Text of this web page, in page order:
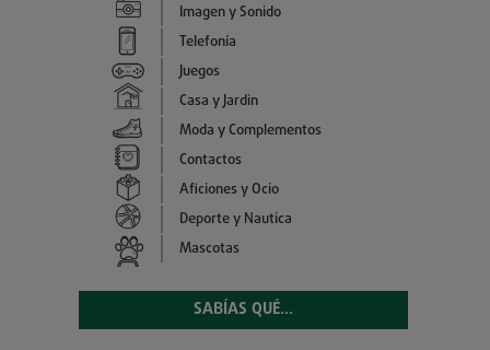
Imagen y Sonido
Telefonía
Juegos
Casa y Jardin
Moda y Complementos
Contactos
Aficiones y Ocio
Deporte y Nautica
Mascotas
SABÍAS QUÉ...